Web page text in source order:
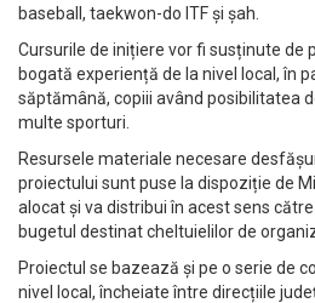
baseball, taekwon-do ITF și șah.
Cursurile de inițiere vor fi susținute de
bogată experiență de la nivel local, în
săptămână, copiii având posibilitatea
multe sporturi.
Resursele materiale necesare
proiectului sunt puse la dispoziție de
alocat și va distribui în acest sens
bugetul destinat cheltuielilor de
Proiectul se bazează și pe o serie de
nivel local, încheiate între direcțiile